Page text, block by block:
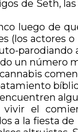
de Seth,
luego de
(los actores
parodiando
un número
el
a la fiesta